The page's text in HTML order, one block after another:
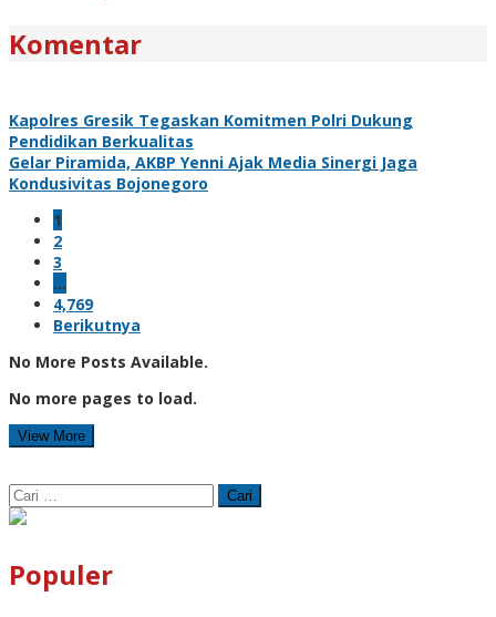
Komentar
Kapolres Gresik Tegaskan Komitmen Polri Dukung
Pendidikan Berkualitas
Gelar Piramida, AKBP Yenni Ajak Media Sinergi Jaga
Kondusivitas Bojonegoro
1
2
3
…
4,769
Berikutnya
No More Posts Available.
No more pages to load.
View More
Cari
untuk:
Populer